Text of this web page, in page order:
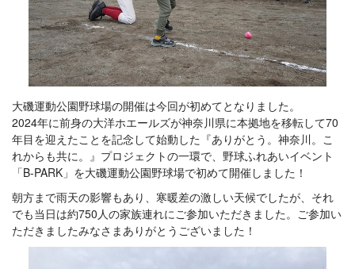
大磯運動公園野球場の開催は今回が初めてとなりました。
2024年に前身の大洋ホエールズが神奈川県に本拠地を移転して70
年目を迎えたことを記念して始動した『ありがとう。神奈川。こ
れからも共に。』プロジェクトの一環で、野球ふれあいイベント
「B-PARK」を大磯運動公園野球場で初めて開催しました！
朝方まで雨天の影響もあり、寒暖差の激しい天候でしたが、それ
でも当日は約750人の家族連れにご参加いただきました。ご参加い
ただきましたみなさまありがとうございました！